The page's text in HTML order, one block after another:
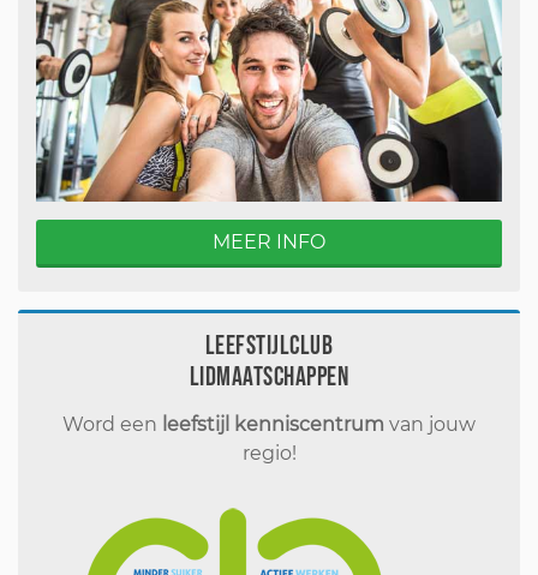
MEER INFO
Leefstijlclub
Lidmaatschappen
Word een leefstijl kenniscentrum van jouw
regio!